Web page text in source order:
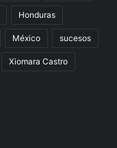
Honduras
México sucesos
Xiomara Castro